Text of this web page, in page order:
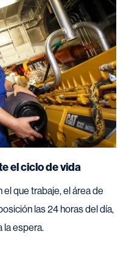
el ciclo de vida
que trabaje, el área de
las 24 horas del día,
la espera.